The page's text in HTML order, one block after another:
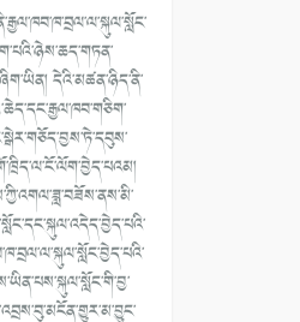
དེའི་མཚན་ཉིད་ནི་